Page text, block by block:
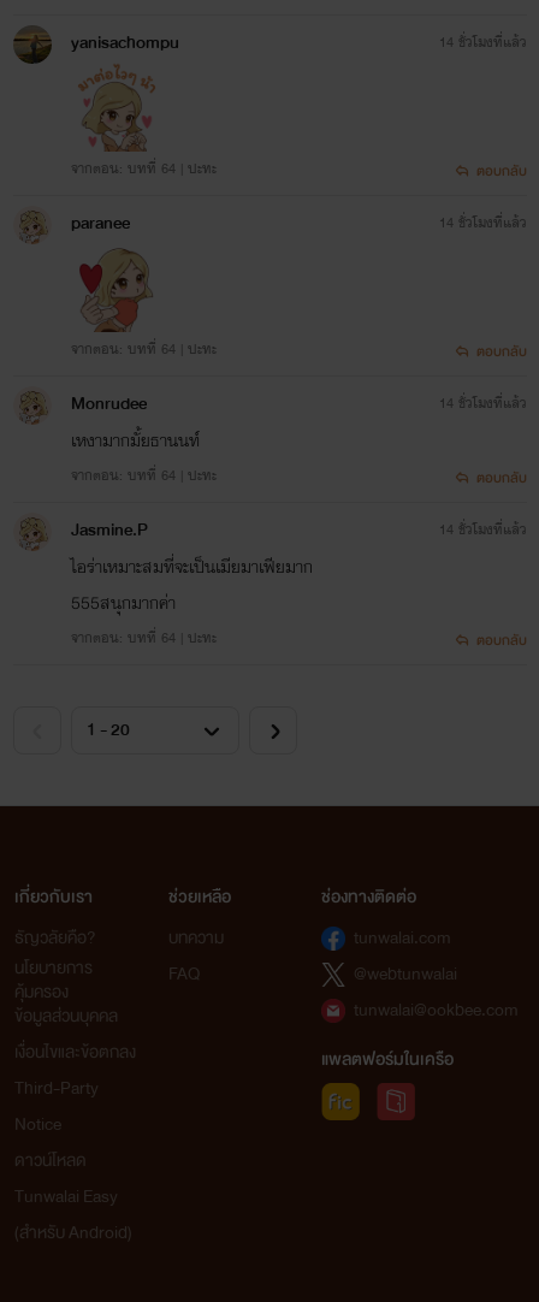
yanisachompu
จากตอน: บทที่ 64 | ปะทะ
14 ชั่วโมงที่แล้ว
ตอบกลับ
paranee
จากตอน: บทที่ 64 | ปะทะ
14 ชั่วโมงที่แล้ว
ตอบกลับ
Monrudee
เหงามากมั้ยธานนท์
จากตอน: บทที่ 64 | ปะทะ
14 ชั่วโมงที่แล้ว
ตอบกลับ
Jasmine.P
ไอร่าเหมาะสมที่จะเป็นเมียมาเฟียมาก
555สนุกมากค่า
จากตอน: บทที่ 64 | ปะทะ
14 ชั่วโมงที่แล้ว
ตอบกลับ
เกี่ยวกับเรา
ธัญวลัยคือ?
นโยบายการ
คุ้มครอง
ข้อมูลส่วนบุคคล
เงื่อนไขและข้อตกลง
Third-Party
Notice
ดาวน์โหลด
Tunwalai Easy
(สำหรับ Android)
ช่วยเหลือ
บทความ
FAQ
ช่องทางติดต่อ
tunwalai.com
@webtunwalai
tunwalai@ookbee.com
แพลตฟอร์มในเครือ